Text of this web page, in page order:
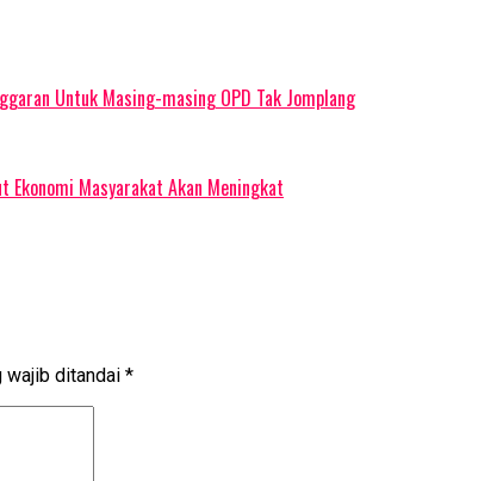
Untuk Masing-masing OPD Tak Jomplang
Ekonomi Masyarakat Akan Meningkat
wajib ditandai *